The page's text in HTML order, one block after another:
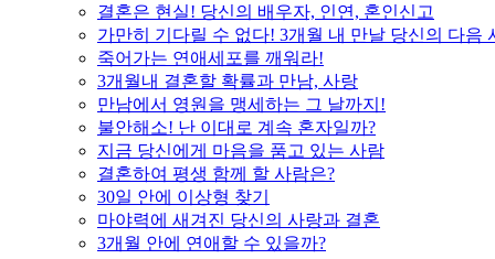
결혼은 현실! 당신의 배우자, 인연, 혼인신고
가만히 기다릴 수 없다! 3개월 내 만날 당신의 다음
죽어가는 연애세포를 깨워라!
3개월내 결혼할 확률과 만남, 사랑
만남에서 영원을 맹세하는 그 날까지!
불안해소! 난 이대로 계속 혼자일까?
지금 당신에게 마음을 품고 있는 사람
결혼하여 평생 함께 할 사람은?
30일 안에 이상형 찾기
마야력에 새겨진 당신의 사랑과 결혼
3개월 안에 연애할 수 있을까?